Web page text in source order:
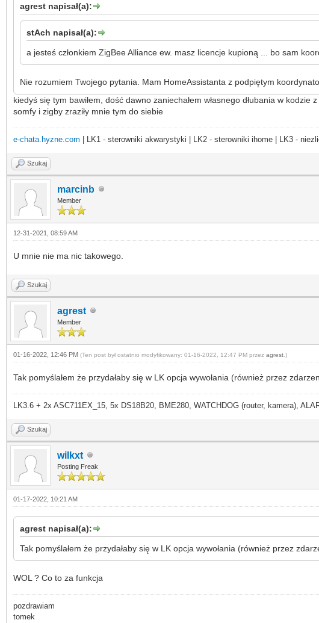
agrest napisał(a):
stAch napisał(a):
a jesteś członkiem ZigBee Alliance ew. masz licencje kupioną ... bo sam
Nie rozumiem Twojego pytania. Mam HomeAssistanta z podpiętym
kiedyś się tym bawiłem, dość dawno zaniechałem własnego dłubania w
somfy i zigby zraziły mnie tym do siebie
e-chata.hyzne.com | LK1 - sterowniki akwarystyki | LK2 - sterowniki ihome | LK3 -
Szukaj
marcinb
Member
12-31-2021, 08:59 AM
U mnie nie ma nic takowego.
Szukaj
agrest
Member
01-16-2022, 12:46 PM (Ten post był ostatnio modyfikowany: 01-16-2022, 12:47 PM przez agrest .)
Tak pomyślałem że przydałaby się w LK opcja wywołania (również przez
LK3.6 + 2x ASC711EX_15, 5x DS18B20, BME280, WATCHDOG (router, kamera),
Szukaj
wilkxt
Posting Freak
01-17-2022, 10:21 AM
agrest napisał(a):
Tak pomyślałem że przydałaby się w LK opcja wywołania (również przez
WOL ? Co to za funkcja
pozdrawiam
tomek